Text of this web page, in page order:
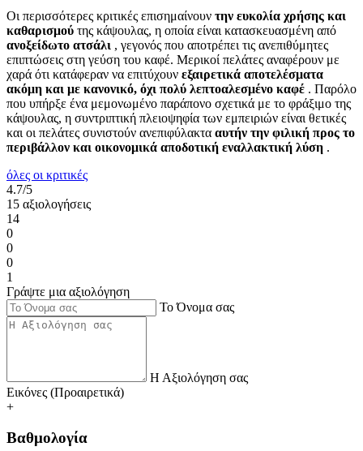
Οι περισσότερες κριτικές επισημαίνουν την ευκολία χρήσης και
καθαρισμού της κάψουλας, η οποία είναι κατασκευασμένη από
ανοξείδωτο ατσάλι , γεγονός που αποτρέπει τις ανεπιθύμητες
επιπτώσεις στη γεύση του καφέ. Μερικοί πελάτες αναφέρουν με
χαρά ότι κατάφεραν να επιτύχουν εξαιρετικά αποτελέσματα
ακόμη και με κανονικό, όχι πολύ λεπτοαλεσμένο καφέ . Παρόλο
που υπήρξε ένα μεμονωμένο παράπονο σχετικά με το φράξιμο της
κάψουλας, η συντριπτική πλειοψηφία των εμπειριών είναι θετικές
και οι πελάτες συνιστούν ανεπιφύλακτα αυτήν την φιλική προς το
περιβάλλον και οικονομικά αποδοτική εναλλακτική λύση .
όλες οι κριτικές
4.7/5
15 αξιολογήσεις
14
0
0
0
1
Γράψτε μια αξιολόγηση
Το Όνομα σας
Η Αξιολόγηση σας
Εικόνες (Προαιρετικά)
+
Βαθμολογία